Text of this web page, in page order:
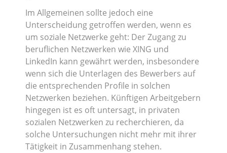
Im Allgemeinen sollte jedoch eine
Unterscheidung getroffen werden, wenn es
um soziale Netzwerke geht: Der Zugang zu
beruflichen Netzwerken wie XING und
LinkedIn kann gewährt werden, insbesondere
wenn sich die Unterlagen des Bewerbers auf
die entsprechenden Profile in solchen
Netzwerken beziehen. Künftigen Arbeitgebern
hingegen ist es oft untersagt, in privaten
sozialen Netzwerken zu recherchieren, da
solche Untersuchungen nicht mehr mit ihrer
Tätigkeit in Zusammenhang stehen.